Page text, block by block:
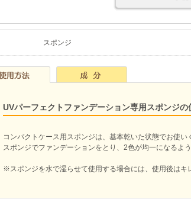
スポンジ
UVパーフェクトファンデーション専用スポンジの
コンパクトケース用スポンジは、基本乾いた状態でお使い
スポンジでファンデーションをとり、2色が均一になるよ
※スポンジを水で湿らせて使用する場合には、使用後はキ